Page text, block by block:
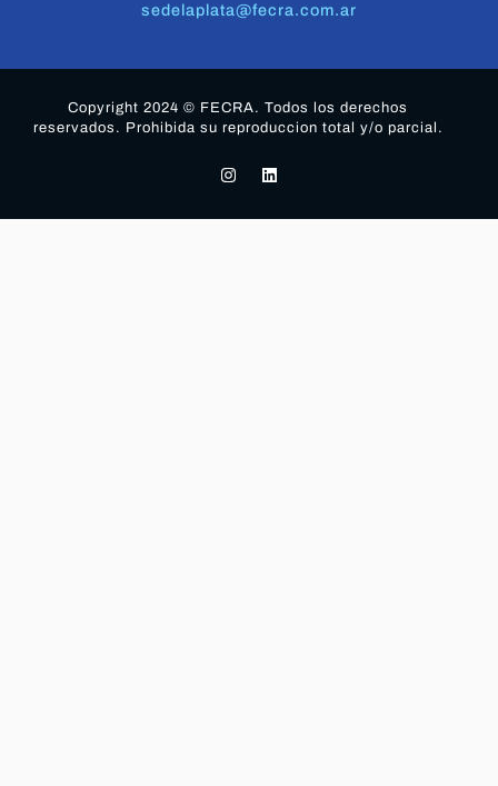
sedelaplata@fecra.com.ar
Copyright 2024 © FECRA. Todos los derechos
reservados. Prohibida su reproduccion total y/o parcial.